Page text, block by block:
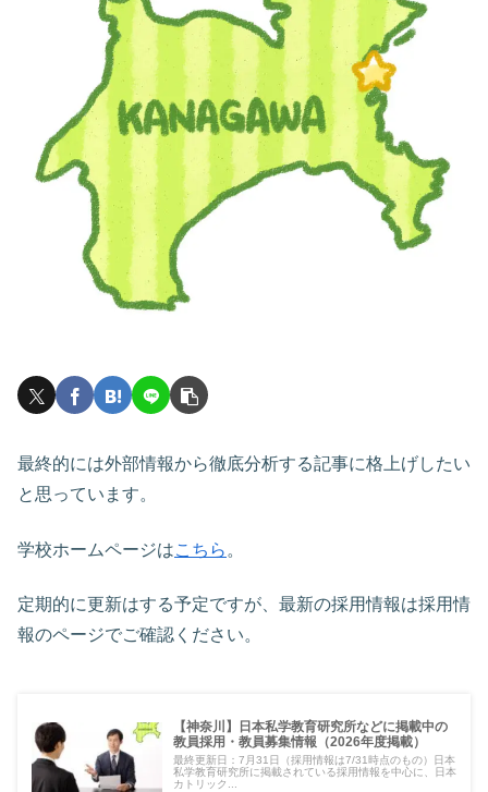
最終的には外部情報から徹底分析する記事に格上げしたい
と思っています。
学校ホームページはこちら 。
定期的に更新はする予定ですが、最新の採用情報は採用情
報のページでご確認ください。
【神奈川】日本私学教育研究所などに掲載中の
教員採用・教員募集情報（2026年度掲載）
最終更新日：7月31日（採用情報は7/31時点のもの）日本
私学教育研究所に掲載されている採用情報を中心に、日本
カトリック...